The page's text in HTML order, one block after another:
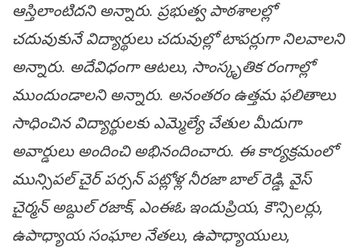
ఆస్తిలాంటిదని అన్నారు. ప్రభుత్వ పాఠశాలల్లో
చదువుకునే విద్యార్థులు చదువుల్లో టాపర్లుగా నిలవాలని
అన్నారు. అదేవిధంగా ఆటలు, సాంస్కృతిక రంగాల్లో
ముందుండాలని అన్నారు. అనంతరం ఉత్తమ ఫలితాలు
సాధించిన విద్యార్థులకు ఎమ్మెల్యే చేతుల మీదుగా
అవార్డులు అందించి అభినందించారు. ఈ కార్యక్రమంలో
మున్సిపల్ చైర్ పర్సన్ పట్లోళ్ల నీరజా బాల్ రెడ్డి, వైస్
చైర్మన్ అబ్దుల్ రజాక్, ఎంఈఓ ఇందుప్రియ, కౌన్సిలర్లు,
ఉపాధ్యాయ సంఘాల నేతలు, ఉపాధ్యాయులు,